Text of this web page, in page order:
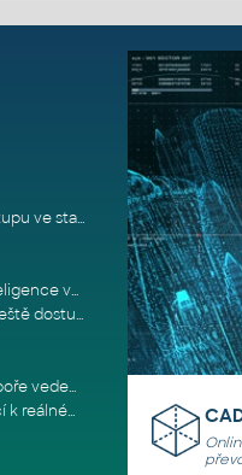
Bluebeam v propojeném pracovním postupu ve stavebnictví: Proč je int
Tři překážky rozšiřování využití umělé inteligence ve stavebním prům
Autodesk Flex (platba za použití) je nyní ještě dostupnější
Udržujte vaše týmy produktivní díky podpoře vedené odborníky
Od experimentování s umělou inteligencí k reálnému dopadu na podniká